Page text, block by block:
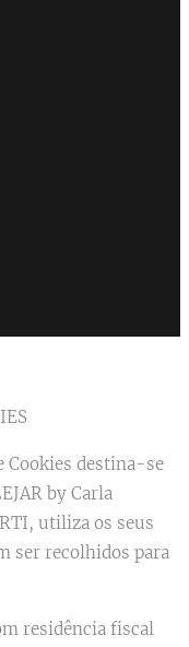
Cookies destina-se
by Carla
utiliza os seus
ser recolhidos para
residência fiscal